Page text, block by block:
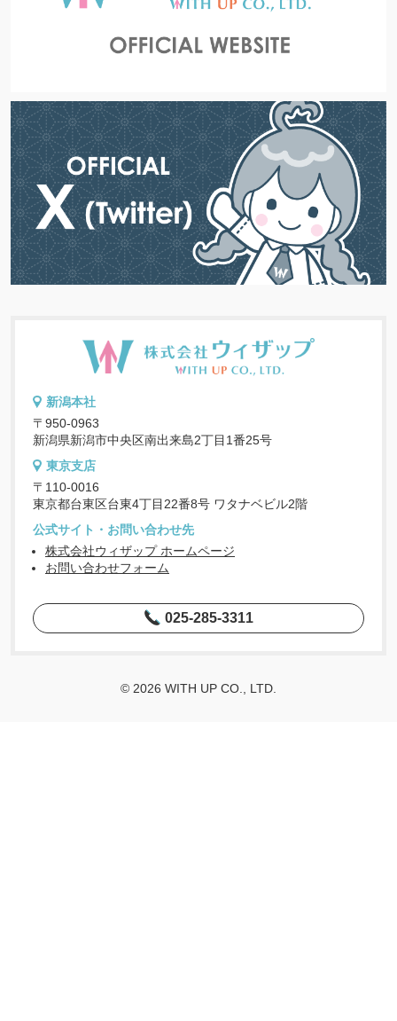
新潟本社
〒950-0963
新潟県新潟市中央区南出来島2丁目1番25号
東京支店
〒110-0016
東京都台東区台東4丁目22番8号 ワタナベビル2階
公式サイト・お問い合わせ先
株式会社ウィザップ ホームページ
お問い合わせフォーム
025-285-3311
© 2026 WITH UP CO., LTD.